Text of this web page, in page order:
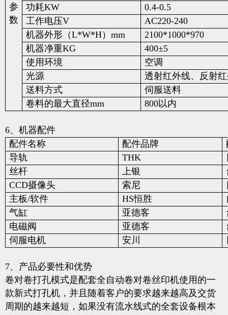
参
数
功耗KW
0.4-0.5
工作电压V
AC220-240
机器外形（L*W*H）mm
2100*1000*970
机器净重KG
400±5
使用环境
空调
光源
透射红外线、反射
送料方式
伺服送料
卷料的最大直径mm
800以内
6、机器配件
配件名称
配件品牌
导轨
THK
丝杆
上银
CCD摄像头
索尼
主板/软件
HS恒胜
气缸
亚德客
电磁阀
亚德客
伺服电机
安川
7、产品必要性和优势
卷对卷打孔模式是配套全自动卷对卷丝印机使用的一
款新式打孔机，并且随着客户的要求越来越高及交货
周期的越来越短，如果没有流水线式的全套设备根本